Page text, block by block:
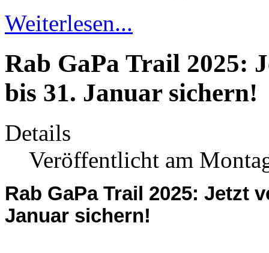
Weiterlesen...
Rab GaPa Trail 2025:
bis 31. Januar sichern!
Details
Veröffentlicht am
Rab GaPa Trail 2025: Jetzt
Januar sichern!